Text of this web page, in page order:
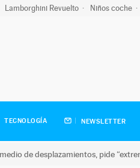
Lamborghini Revuelto Niños coche
TECNOLOGÍA NEWSLETTER
de desplazamientos, pide